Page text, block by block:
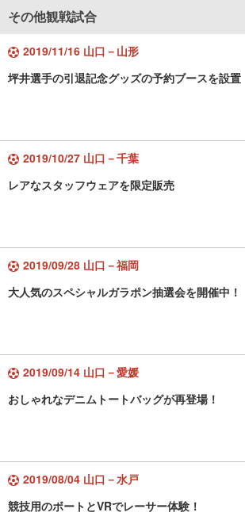
その他観戦試合
2019/11/16 山口－山形
坪井選手の引退記念グッズの予約ブースを設置
2019/10/27 山口－千葉
レアなスタッフウェアを限定販売
2019/09/28 山口－福岡
大人気のスペシャルガラポン抽選会を開催中！
2019/09/14 山口－愛媛
おしゃれなデニムトートバッグが再登場！
2019/08/04 山口－水戸
競技用のボートとVRでレーサー体験！